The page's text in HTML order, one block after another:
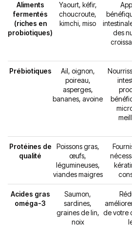
Aliments
fermentés
(riches en
probiotiques)
Yaourt, kéfir,
choucroute,
kimchi, miso
des
Prébiotiques
Ail, oignon,
poireau,
asperges,
bananes, avoine
Protéines de
qualité
Poissons gras,
œufs,
légumineuses,
viandes maigres
Acides gras
oméga-3
Saumon,
sardines,
graines de lin,
noix
de votre